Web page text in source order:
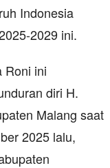
Indonesia
2029 ini.
Roni ini
diri H.
Malang saat
2025 lalu,